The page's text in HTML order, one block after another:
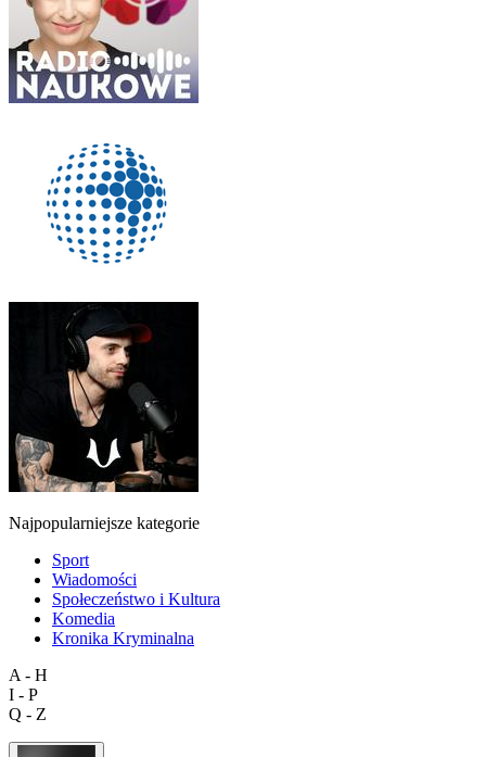
Najpopularniejsze kategorie
Sport
Wiadomości
Społeczeństwo i Kultura
Komedia
Kronika Kryminalna
A - H
I - P
Q - Z